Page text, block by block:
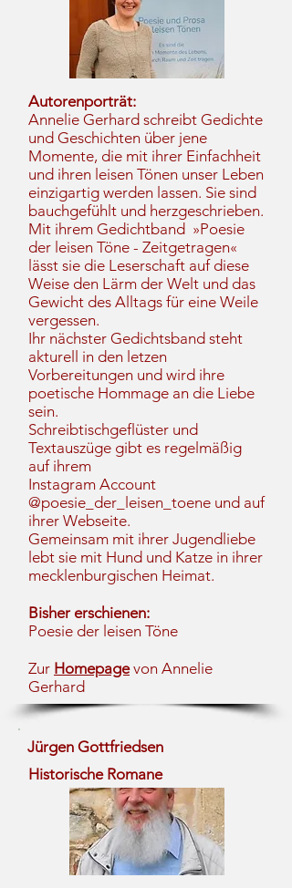
Autorenporträt:
Annelie Gerhard schreibt Gedichte
und Geschichten über jene
Momente, die mit ihrer Einfachheit
und ihren leisen Tönen unser Leben
einzigartig werden lassen. Sie sind
bauchgefühlt und herzgeschrieben.
Mit ihrem Gedichtband »Poesie
der leisen Töne - Zeitgetragen«
lässt sie die Leserschaft auf diese
Weise den Lärm der Welt und das
Gewicht des Alltags für eine Weile
vergessen.
Ihr nächster Gedichtsband steht
akturell in den letzen
Vorbereitungen und wird ihre
poetische Hommage an die Liebe
sein.
Schreibtischgeflüster und
Textauszüge gibt es regelmäßig
auf ihrem
Instagram Account
@poesie_der_leisen_toene und auf
ihrer Webseite.
Gemeinsam mit ihrer Jugendliebe
lebt sie mit Hund und Katze in ihrer
mecklenburgischen Heimat.
Bisher erschienen:
Poesie der leisen Töne
Zur Homepage von Annelie
Gerhard
Jürgen Gottfriedsen
Historische Romane